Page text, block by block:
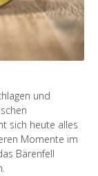
und
sich heute alles
Momente im
Bärenfell